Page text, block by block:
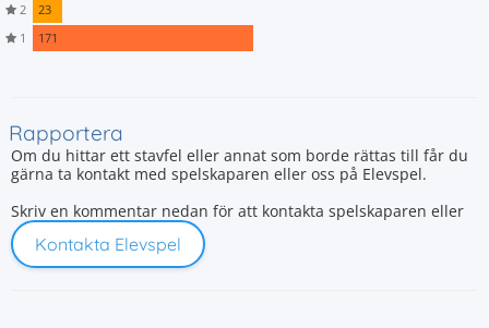
2
23
1
171
Rapportera
Om du hittar ett stavfel eller annat som borde rättas till får du
gärna ta kontakt med spelskaparen eller oss på Elevspel.
Skriv en kommentar nedan för att kontakta spelskaparen eller
Kontakta Elevspel